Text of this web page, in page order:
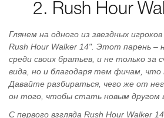
2. Rush Hour
Глянем на одного из звездных
Rush Hour Walker 14". Этот парень –
среди своих братьев, и не только за
вида, но и благодаря тем фичам, что
Давайте разбираться, чего же от
он того, чтобы стать новым другом
С первого взгляда Rush Hour Walker